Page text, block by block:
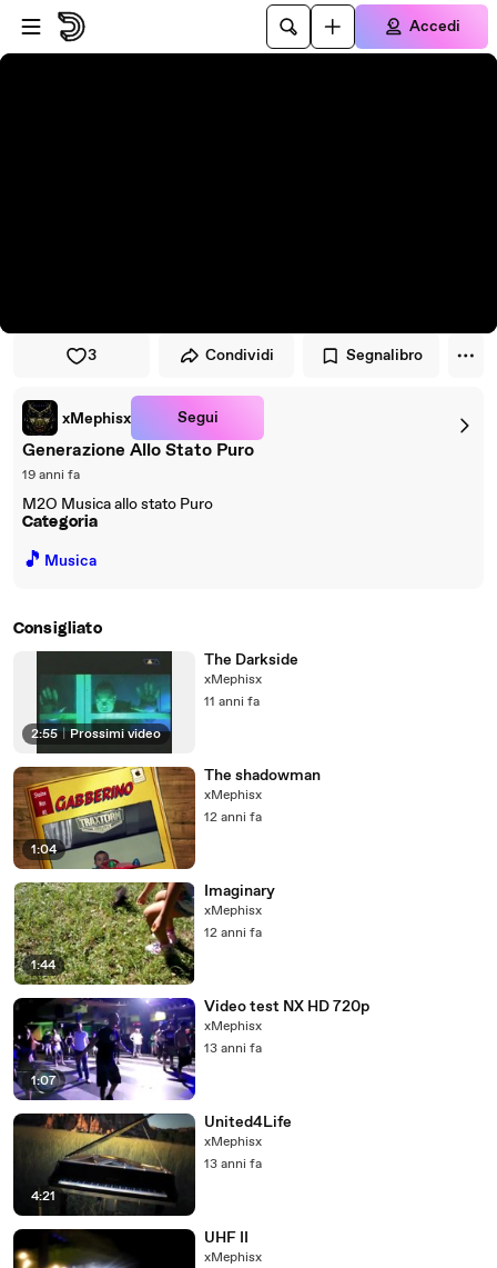
Vai al lettore
Passa al contenuto principale
Accedi
3 Condividi Segnalibro
xMephisx Segui
Generazione Allo Stato Puro
19 anni fa
M2O Musica allo stato Puro
Categoria
🎵 Musica
Consigliato
2:55 | Prossimi video
The Darkside
xMephisx
11 anni fa
1:04
The shadowman
xMephisx
12 anni fa
1:44
Imaginary
xMephisx
12 anni fa
1:07
Video test NX HD 720p
xMephisx
13 anni fa
4:21
United4Life
xMephisx
13 anni fa
UHF II
xMephisx